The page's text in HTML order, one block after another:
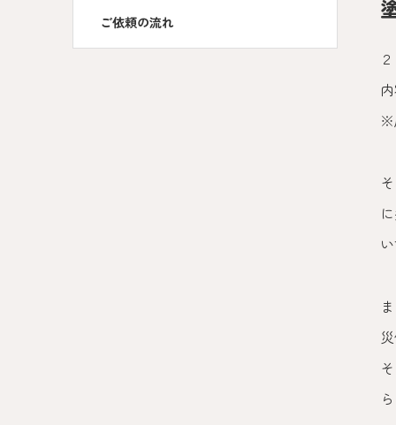
ご依頼の流れ
※